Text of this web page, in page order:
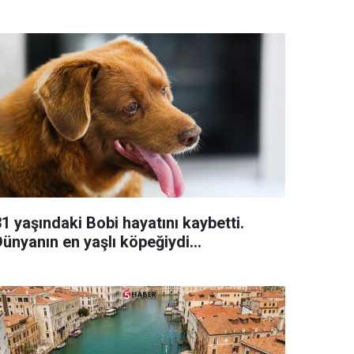
yaşındaki Bobi hayatını kaybetti.
en yaşlı köpeğiydi...